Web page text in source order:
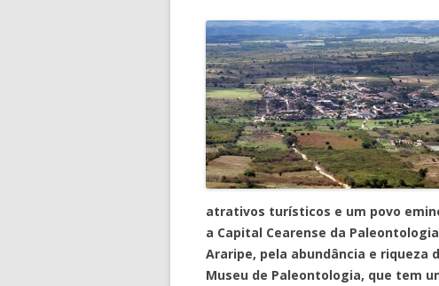
atrativos turísticos e um povo
a Capital Cearense da
Araripe, pela abundância e riqueza
Museu de Paleontologia, que tem